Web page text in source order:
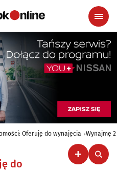
Oferuję do wynajęcia Wynajmę
do